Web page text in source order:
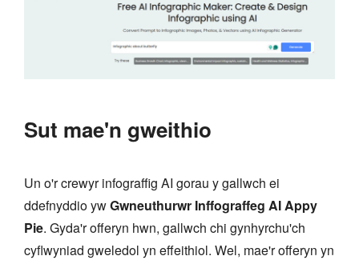
Sut mae'n gweithio
Un o'r crewyr infograffig AI gorau y gallwch ei
ddefnyddio ywGwneuthurwr Inffograffeg AI Appy
Pie. Gyda'r offeryn hwn, gallwch chi gynhyrchu'ch
cyflwyniad gweledol yn effeithiol. Wel, mae'r offeryn yn